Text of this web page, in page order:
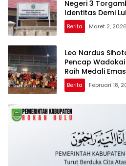
Negeri 3
Identitas Demi
Rantau Prapat
Berita Maret 2, 2026
Leo Nardus
Pencap
Raih Medali Emas
Berita Februari 18,